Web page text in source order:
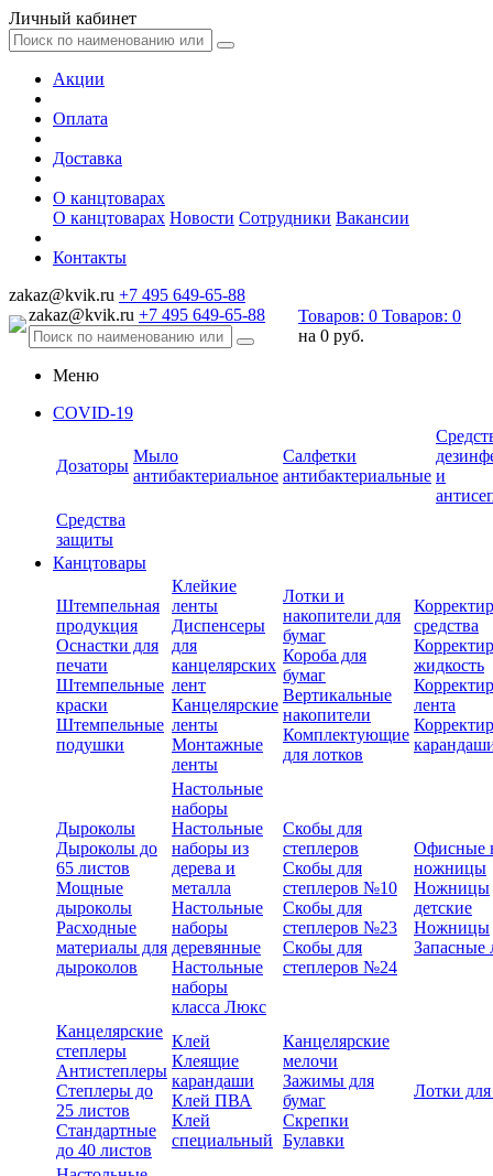
Личный кабинет
Акции
Оплата
Доставка
О канцтоварах
О канцтоварах Новости Сотрудники Вакансии
Контакты
zakaz@kvik.ru +7 495 649-65-88
zakaz@kvik.ru +7 495 649-65-88 Товаров: 0 Товаров: 0
на 0 руб.
Меню
COVID-19
Дозаторы
Мыло
антибактериальное
Салфетки
антибактериальные и
Средства
защиты
Канцтовары
Штемпельная
продукция
Оснастки для
печати
Штемпельные
краски
Штемпельные
подушки
Клейкие
ленты
Диспенсеры
для
канцелярских
лент
Канцелярские
ленты
Монтажные
ленты
Лотки и
накопители для
бумаг
Короба для
бумаг
Вертикальные
накопители
Комплектующие
для лотков
средства
жидкость
лента
Дыроколы
Дыроколы до
65 листов
Мощные
дыроколы
Расходные
материалы для
дыроколов
Настольные
наборы
Настольные
наборы из
дерева и
металла
Настольные
наборы
деревянные
Настольные
наборы
класса Люкс
Скобы для
степлеров
Скобы для
степлеров №10
Скобы для
степлеров №23
Скобы для
степлеров №24
Офисные
ножницы
Ножницы
детские
Ножницы
Запасные
Канцелярские
степлеры
Антистеплеры
Степлеры до
25 листов
Стандартные
до 40 листов
Клей
Клеящие
карандаши
Клей ПВА
Клей
специальный
Канцелярские
мелочи
Зажимы для
бумаг
Скрепки
Булавки
Лотки